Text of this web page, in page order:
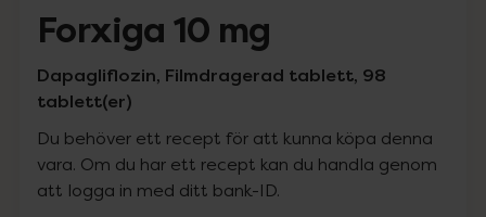
Forxiga 10 mg
Dapagliflozin, Filmdragerad tablett, 98
tablett(er)
Du behöver ett recept för att kunna köpa denna
vara. Om du har ett recept kan du handla genom
att logga in med ditt bank-ID.